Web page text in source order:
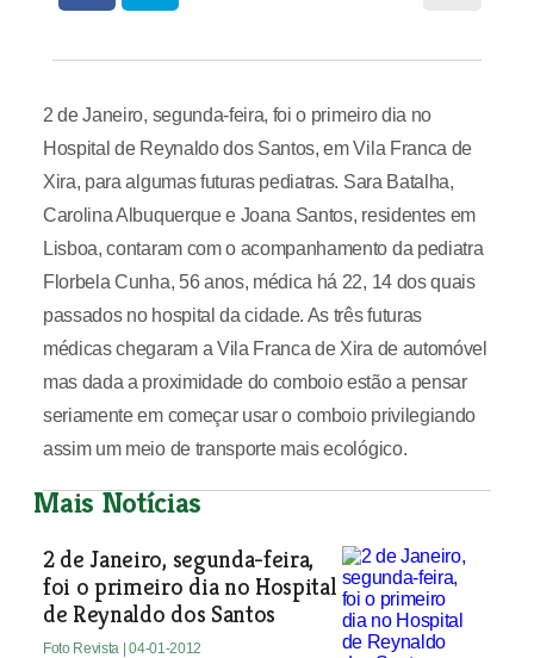
2 de Janeiro, segunda-feira, foi o primeiro dia no
Hospital de Reynaldo dos Santos, em Vila Franca de
Xira, para algumas futuras pediatras. Sara Batalha,
Carolina Albuquerque e Joana Santos, residentes em
Lisboa, contaram com o acompanhamento da pediatra
Florbela Cunha, 56 anos, médica há 22, 14 dos quais
passados no hospital da cidade. As três futuras
médicas chegaram a Vila Franca de Xira de automóvel
mas dada a proximidade do comboio estão a pensar
seriamente em começar usar o comboio privilegiando
assim um meio de transporte mais ecológico.
Mais Notícias
2 de Janeiro, segunda-feira,
foi o primeiro dia no Hospital
de Reynaldo dos Santos
Foto Revista | 04-01-2012